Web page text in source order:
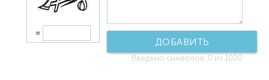
=
ДОБАВИТЬ
КОММЕНТАРИЙ
Введено символов: 0 из 1000